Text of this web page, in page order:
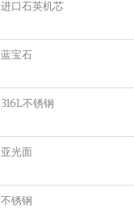
进口石英机芯
蓝宝石
316L不锈钢
亚光面
不锈钢